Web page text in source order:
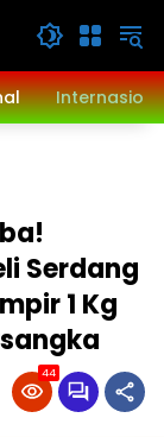
Serdang
1 Kg
44